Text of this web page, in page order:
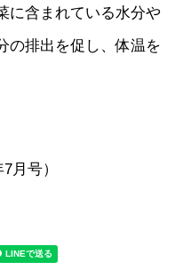
に含まれている水分や
の排出を促し、体温を
月号）